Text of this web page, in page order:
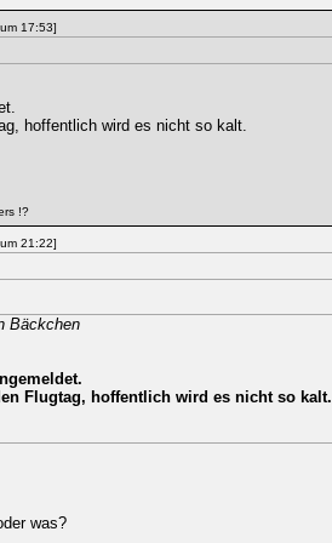
17:53]
hoffentlich wird es nicht so kalt.
!?
21:22]
Bäckchen
Flugtag, hoffentlich wird es nicht so kalt.
was?